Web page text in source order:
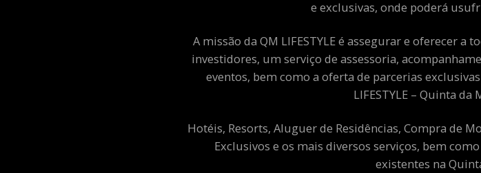
e exclusivas, onde poderá
A missão da QM LIFESTYLE é assegurar e oferecer
investidores, um serviço de assessoria,
eventos, bem como a oferta de parcerias
LIFESTYLE – Quinta da
Hotéis, Resorts, Aluguer de Residências, Compra de
Exclusivos e os mais diversos serviços, bem
existentes na